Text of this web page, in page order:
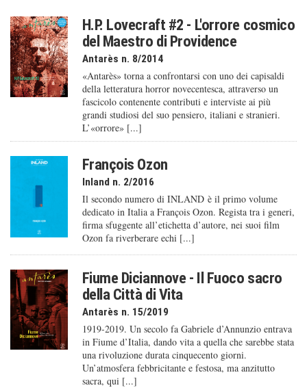
H.P. Lovecraft #2 - L'orrore cosmico
del Maestro di Providence
Antarès n. 8/2014
«Antarès» torna a confrontarsi con uno dei capisaldi
della letteratura horror novecentesca, attraverso un
fascicolo contenente contributi e interviste ai più
grandi studiosi del suo pensiero, italiani e stranieri.
L’«orrore» [...]
François Ozon
Inland n. 2/2016
Il secondo numero di INLAND è il primo volume
dedicato in Italia a François Ozon. Regista tra i generi,
firma sfuggente all’etichetta d’autore, nei suoi film
Ozon fa riverberare echi [...]
Fiume Diciannove - Il Fuoco sacro
della Città di Vita
Antarès n. 15/2019
1919-2019. Un secolo fa Gabriele d’Annunzio entrava
in Fiume d’Italia, dando vita a quella che sarebbe stata
una rivoluzione durata cinquecento giorni.
Un’atmosfera febbricitante e festosa, ma anzitutto
sacra, qui [...]